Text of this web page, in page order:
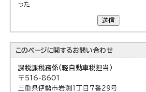
った
送信
このページに関するお問い合わせ
課税課税務係（軽自動車税担当）
〒516-8601
三重県伊勢市岩渕1丁目7番29号